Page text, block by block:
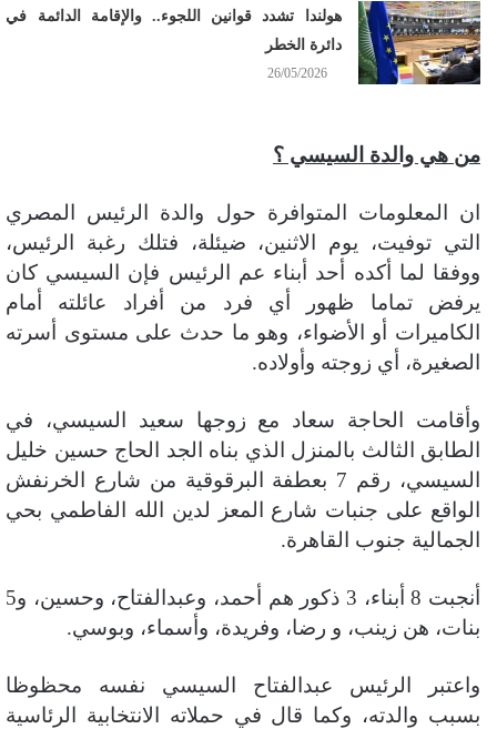
هولندا تشدد قوانين اللجوء.. والإقامة الدائمة في
دائرة الخطر
26/05/2026
من هي والدة السيسي ؟
ان المعلومات المتوافرة حول والدة الرئيس المصري
التي توفيت، يوم الاثنين، ضيئلة، فتلك رغبة الرئيس،
ووفقا لما أكده أحد أبناء عم الرئيس فإن السيسي كان
يرفض تماما ظهور أي فرد من أفراد عائلته أمام
الكاميرات أو الأضواء، وهو ما حدث على مستوى أسرته
الصغيرة، أي زوجته وأولاده.
وأقامت الحاجة سعاد مع زوجها سعيد السيسي، في
الطابق الثالث بالمنزل الذي بناه الجد الحاج حسين خليل
السيسي، رقم 7 بعطفة البرقوقية من شارع الخرنفش
الواقع على جنبات شارع المعز لدين الله الفاطمي بحي
الجمالية جنوب القاهرة.
أنجبت 8 أبناء، 3 ذكور هم أحمد، وعبدالفتاح، وحسين، و5
بنات، هن زينب، و رضا، وفريدة، وأسماء، وبوسي.
واعتبر الرئيس عبدالفتاح السيسي نفسه محظوظا
بسبب والدته، وكما قال في حملاته الانتخابية الرئاسية